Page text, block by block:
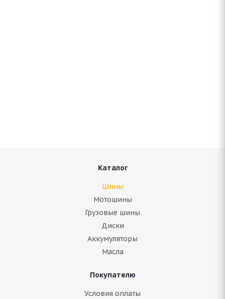
ARIVO Carlorful A/S 205/60 R16 96V
Каталог
Шины
Мотошины
Грузовые шины
Диски
Аккумуляторы
Масла
Покупателю
Условия оплаты